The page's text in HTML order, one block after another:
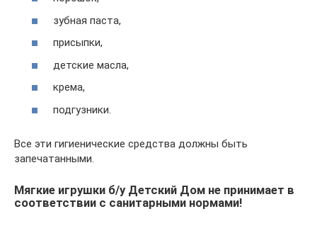
зубная паста,
присыпки,
детские масла,
крема,
подгузники.
Все эти гигиенические средства должны быть
запечатанными.
Мягкие игрушки б/у Детский Дом не принимает в
соответствии с санитарными нормами!